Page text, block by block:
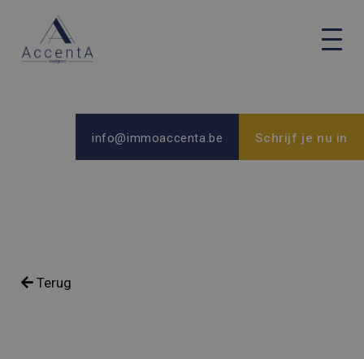
info@immoaccenta.be Schrijf je nu in
Terug